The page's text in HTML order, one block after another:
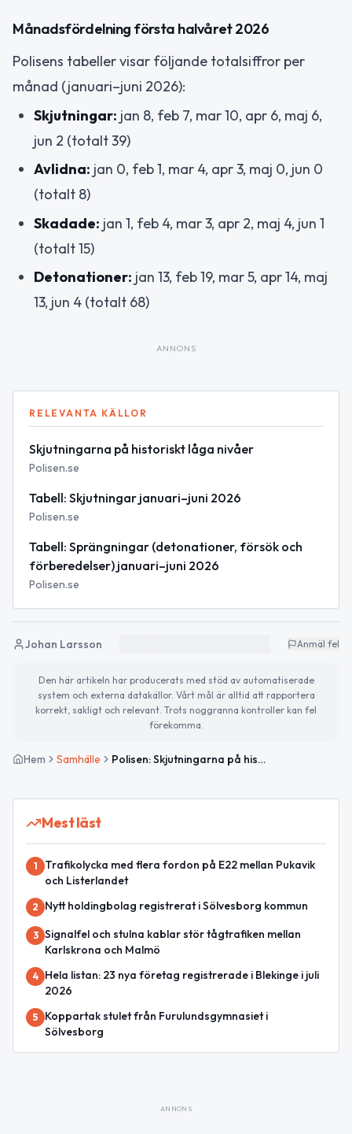
Månadsfördelning första halvåret 2026
Polisens tabeller visar följande totalsiffror per
månad (januari–juni 2026):
Skjutningar: jan 8, feb 7, mar 10, apr 6, maj 6,
jun 2 (totalt 39)
Avlidna: jan 0, feb 1, mar 4, apr 3, maj 0, jun 0
(totalt 8)
Skadade: jan 1, feb 4, mar 3, apr 2, maj 4, jun 1
(totalt 15)
Detonationer: jan 13, feb 19, mar 5, apr 14, maj
13, jun 4 (totalt 68)
ANNONS
RELEVANTA KÄLLOR
Skjutningarna på historiskt låga nivåer
Polisen.se
Tabell: Skjutningar januari–juni 2026
Polisen.se
Tabell: Sprängningar (detonationer, försök och
förberedelser) januari–juni 2026
Polisen.se
Johan Larsson Anmäl fel
Den här artikeln har producerats med stöd av automatiserade
system och externa datakällor. Vårt mål är alltid att rapportera
korrekt, sakligt och relevant. Trots noggranna kontroller kan fel
förekomma.
Hem Samhälle Polisen: Skjutningarna på historiskt låga nivåer första halvåret 2026
Mest läst
1
Trafikolycka med flera fordon på E22 mellan Pukavik
och Listerlandet
2 Nytt holdingbolag registrerat i Sölvesborg kommun
3 Signalfel och stulna kablar stör tågtrafiken mellan
Karlskrona och Malmö
4
Hela listan: 23 nya företag registrerade i Blekinge i juli
2026
5
Koppartak stulet från Furulundsgymnasiet i
Sölvesborg
ANNONS